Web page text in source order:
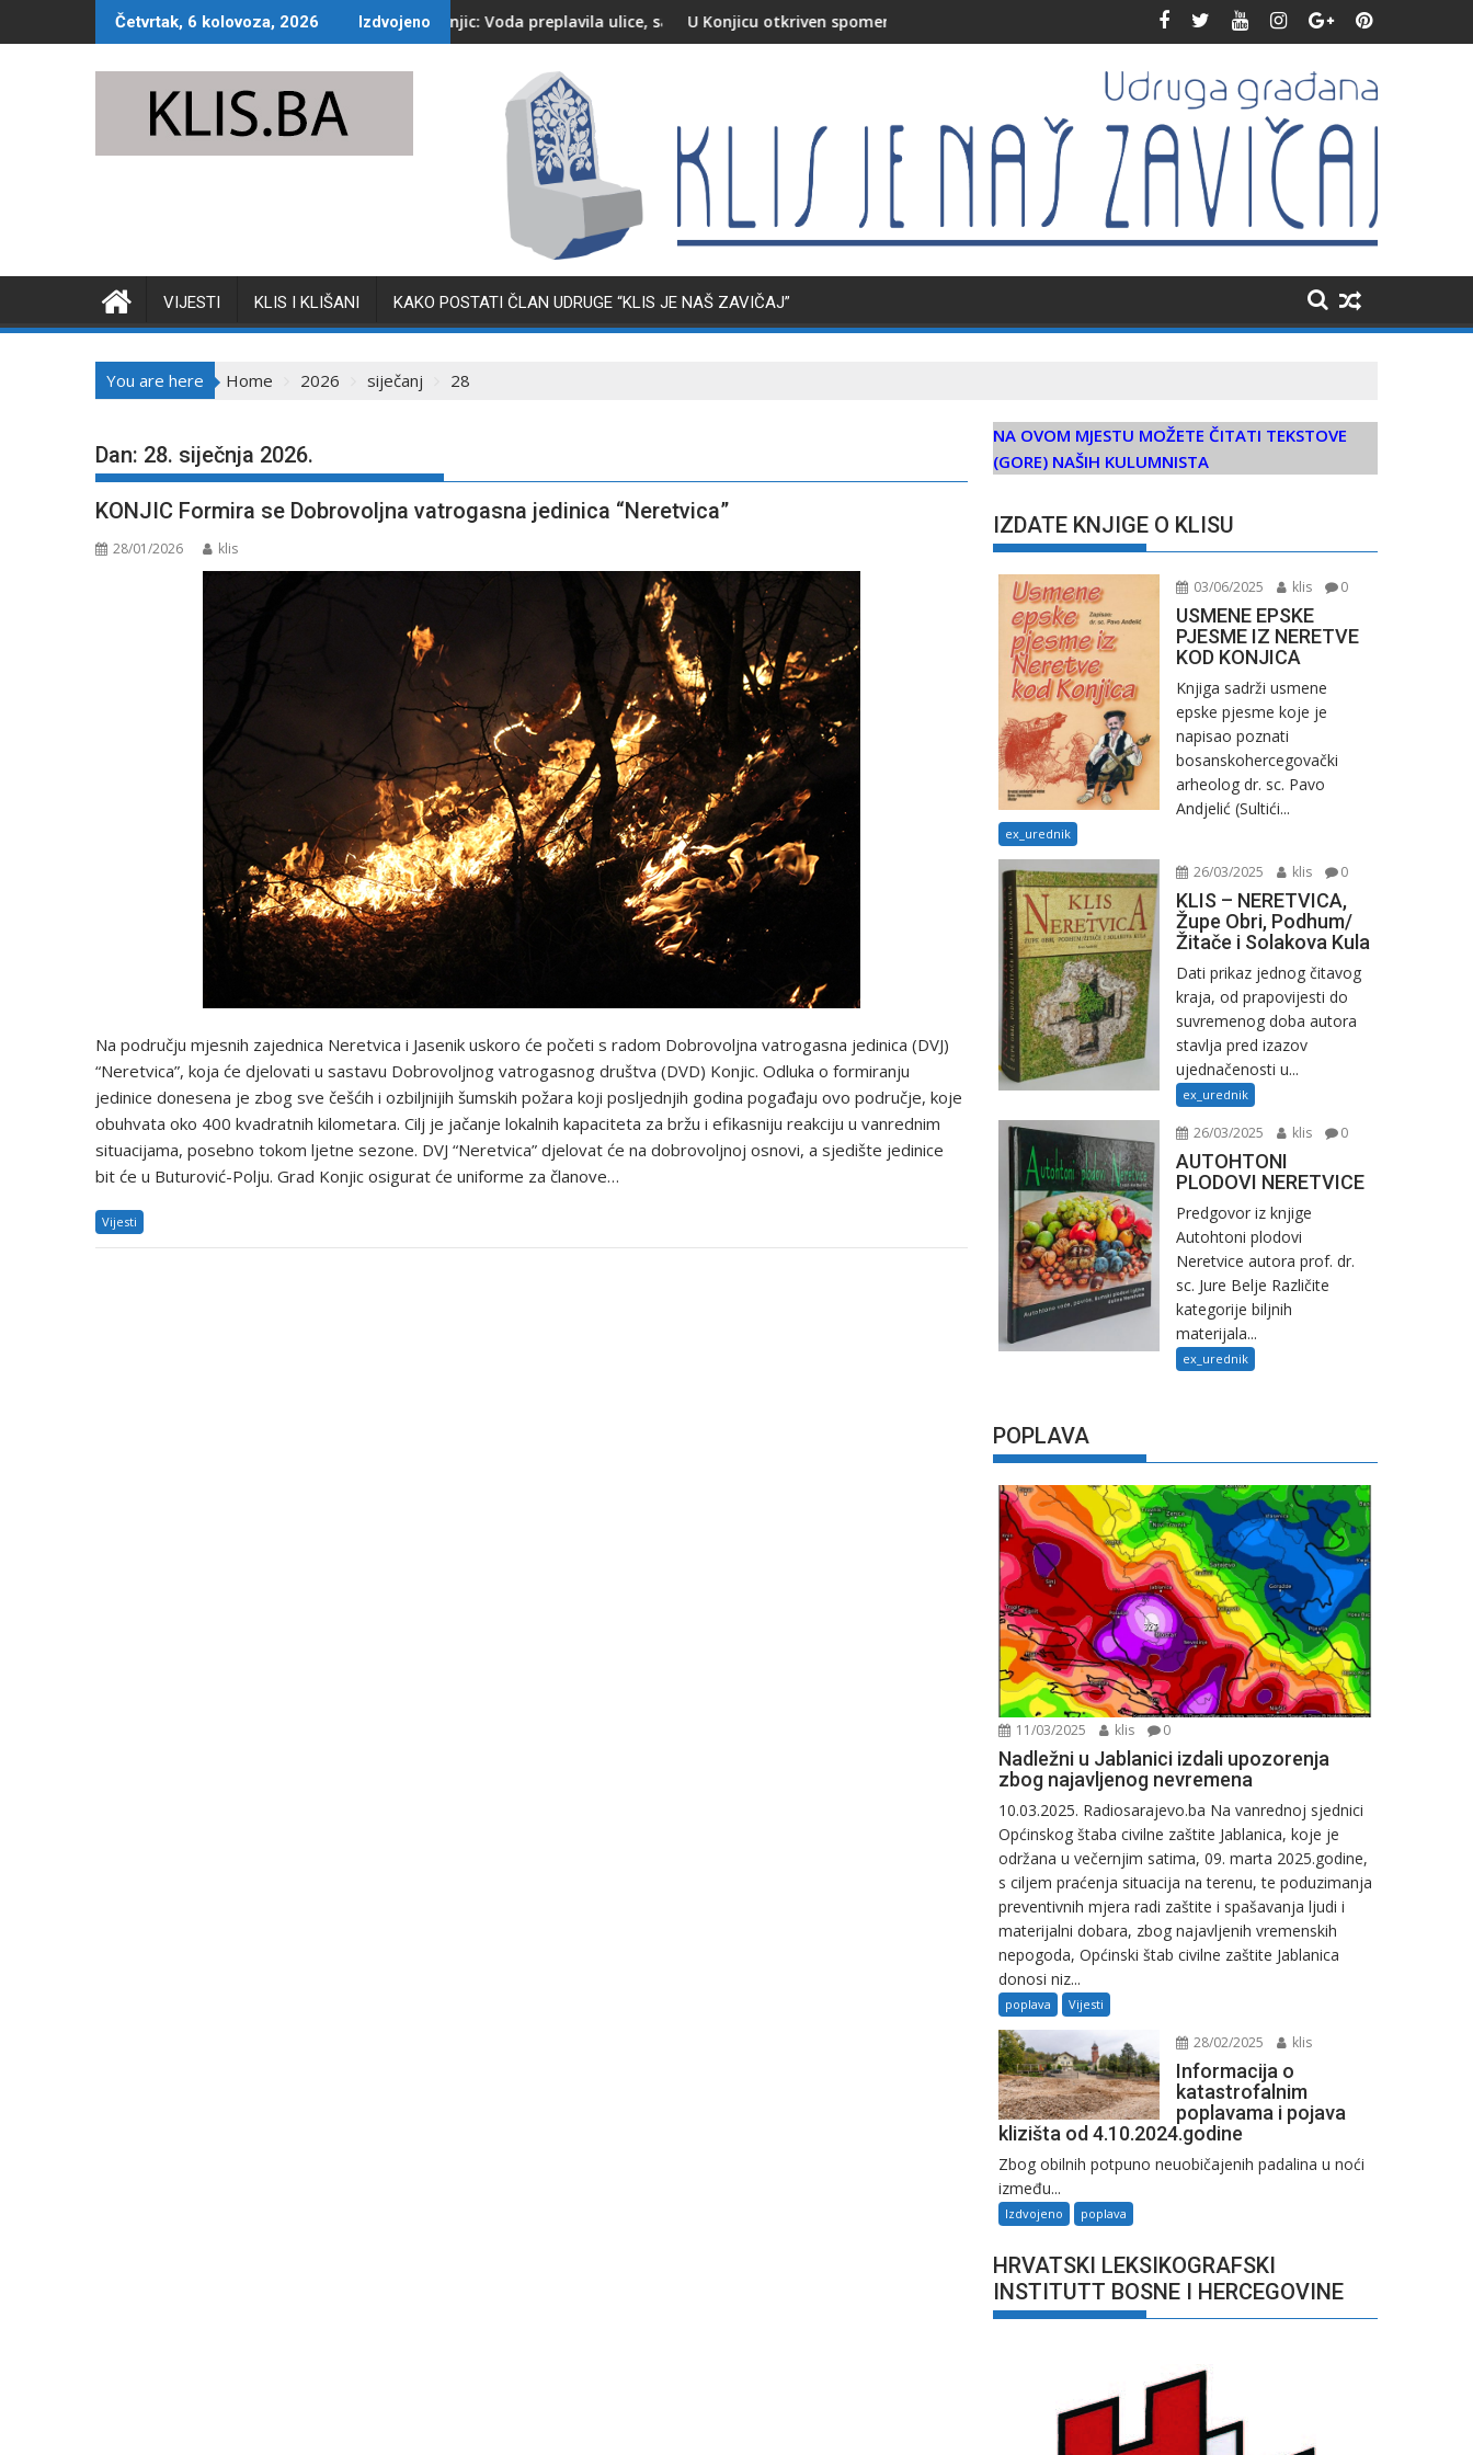
to
Četvrtak, 6 kolovoza, 2026 Izdvojeno
Jako nevrijeme pogodilo Konjic: Voda preplavila ulice, saobraćaj otežanU Konjicu otkriven spomenik poginulim i nestalim pripadnicima HVO-a i HV-aHBOR obišao radove na novoj čitaonici kod Konjica
VIJESTI KLIS I KLIŠANI KAKO POSTATI ČLAN UDRUGE “KLIS JE NAŠ ZAVIČAJ”
You are here Home 2026 siječanj 28
Dan: 28. siječnja 2026.
KONJIC Formira se Dobrovoljna vatrogasna jedinica “Neretvica”
28/01/2026 klis
Na području mjesnih zajednica Neretvica i Jasenik uskoro će početi s radom Dobrovoljna vatrogasna jedinica (DVJ)
“Neretvica”, koja će djelovati u sastavu Dobrovoljnog vatrogasnog društva (DVD) Konjic. Odluka o formiranju
jedinice donesena je zbog sve češćih i ozbiljnijih šumskih požara koji posljednjih godina pogađaju ovo područje, koje
obuhvata oko 400 kvadratnih kilometara. Cilj je jačanje lokalnih kapaciteta za bržu i efikasniju reakciju u vanrednim
situacijama, posebno tokom ljetne sezone. DVJ “Neretvica” djelovat će na dobrovoljnoj osnovi, a sjedište jedinice
bit će u Buturović-Polju. Grad Konjic osigurat će uniforme za članove…
Vijesti
NA OVOM MJESTU MOŽETE ČITATI TEKSTOVE
(GORE) NAŠIH KULUMNISTA
IZDATE KNJIGE O KLISU
03/06/2025 klis 0
USMENE EPSKE
PJESME IZ NERETVE
KOD KONJICA
Knjiga sadrži usmene
epske pjesme koje je
napisao poznati
bosanskohercegovački
arheolog dr. sc. Pavo
Andjelić (Sultići...
ex_urednik
26/03/2025 klis 0
KLIS – NERETVICA,
Župe Obri, Podhum/
Žitače i Solakova Kula
Dati prikaz jednog čitavog
kraja, od prapovijesti do
suvremenog doba autora
stavlja pred izazov
ujednačenosti u...
ex_urednik
26/03/2025 klis 0
AUTOHTONI
PLODOVI NERETVICE
Predgovor iz knjige
Autohtoni plodovi
Neretvice autora prof. dr.
sc. Jure Belje Različite
kategorije biljnih
materijala...
ex_urednik
POPLAVA
11/03/2025 klis 0
Nadležni u Jablanici izdali upozorenja
zbog najavljenog nevremena
10.03.2025. Radiosarajevo.ba Na vanrednoj sjednici
Općinskog štaba civilne zaštite Jablanica, koje je
održana u večernjim satima, 09. marta 2025.godine,
s ciljem praćenja situacija na terenu, te poduzimanja
preventivnih mjera radi zaštite i spašavanja ljudi i
materijalni dobara, zbog najavljenih vremenskih
nepogoda, Općinski štab civilne zaštite Jablanica
donosi niz...
poplava Vijesti
28/02/2025 klis
Informacija o
katastrofalnim
poplavama i pojava
klizišta od 4.10.2024.godine
Zbog obilnih potpuno neuobičajenih padalina u noći
između...
Izdvojeno poplava
HRVATSKI LEKSIKOGRAFSKI
INSTITUTT BOSNE I HERCEGOVINE